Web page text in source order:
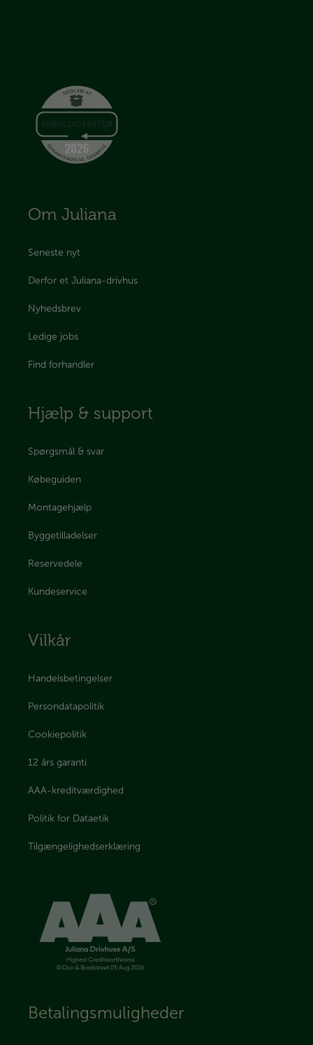
Om Juliana
Seneste nyt
Derfor et Juliana-drivhus
Nyhedsbrev
Ledige jobs
Find forhandler
Hjælp & support
Spørgsmål & svar
Købeguiden
Montagehjælp
Byggetilladelser
Reservedele
Kundeservice
Vilkår
Handelsbetingelser
Persondatapolitik
Cookiepolitik
12 års garanti
AAA-kreditværdighed
Politik for Dataetik
Tilgængelighedserklæring
Betalingsmuligheder